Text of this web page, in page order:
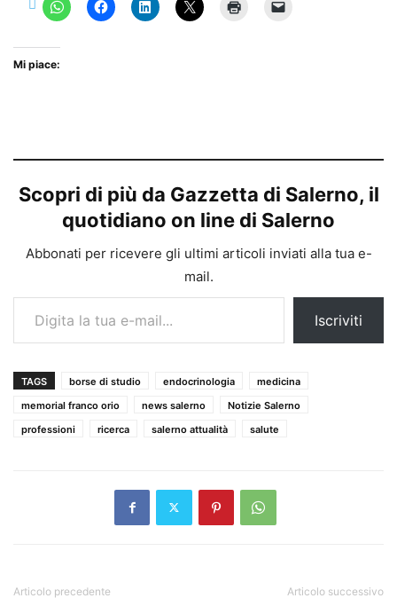
Mi piace:
Scopri di più da Gazzetta di Salerno, il
quotidiano on line di Salerno
Abbonati per ricevere gli ultimi articoli inviati alla tua e-
mail.
Digita la tua e-mail...
Iscriviti
TAGS borse di studio endocrinologia
medicina
memorial franco orio
news salerno
Notizie Salerno
professioni
ricerca salerno attualità salute
Articolo precedente Articolo successivo